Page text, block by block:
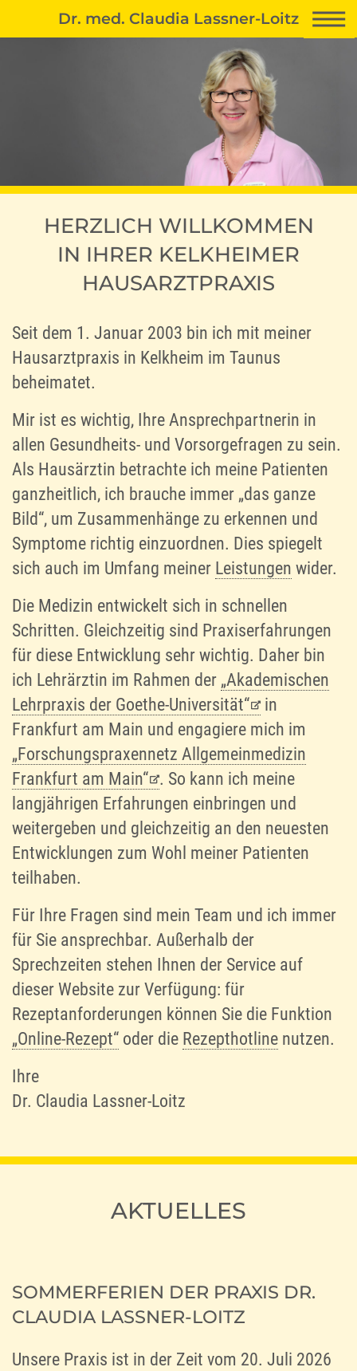
Dr. med. Claudia Lassner-Loitz
HERZLICH WILLKOMMEN
IN IHRER KELKHEIMER
HAUSARZTPRAXIS
Seit dem 1. Januar 2003 bin ich mit meiner
Hausarztpraxis in Kelkheim im Taunus
beheimatet.
Mir ist es wichtig, Ihre Ansprechpartnerin in
allen Gesundheits- und Vorsorgefragen zu sein.
Als Hausärztin betrachte ich meine Patienten
ganzheitlich, ich brauche immer „das ganze
Bild“, um Zusammenhänge zu erkennen und
Symptome richtig einzuordnen. Dies spiegelt
sich auch im Umfang meiner Leistungen wider.
Die Medizin entwickelt sich in schnellen
Schritten. Gleichzeitig sind Praxiserfahrungen
für diese Entwicklung sehr wichtig. Daher bin
ich Lehrärztin im Rahmen der „Akademischen
Lehrpraxis der Goethe-Universität“
in
Frankfurt am Main und engagiere mich im
„Forschungspraxennetz Allgemeinmedizin
Frankfurt am Main“ . So kann ich meine
langjährigen Erfahrungen einbringen und
weitergeben und gleichzeitig an den neuesten
Entwicklungen zum Wohl meiner Patienten
teilhaben.
Für Ihre Fragen sind mein Team und ich immer
für Sie ansprechbar. Außerhalb der
Sprechzeiten stehen Ihnen der Service auf
dieser Website zur Verfügung: für
Rezeptanforderungen können Sie die Funktion
„Online-Rezept“ oder die Rezepthotline nutzen.
Ihre
Dr. Claudia Lassner-Loitz
AKTUELLES
SOMMERFERIEN DER PRAXIS DR.
CLAUDIA LASSNER-LOITZ
Unsere Praxis ist in der Zeit vom 20. Juli 2026